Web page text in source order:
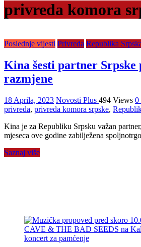
privreda komora
Poslednje vijesti Privreda Republika
Kina šesti partner Srpske
razmjene
18 Aprila, 2023 Novosti Plus 494 Views 0
privreda, privreda komora srpske,
Kina je za Republiku Srpsku važan
mjeseca ove godine zabilježena
Saznaj više